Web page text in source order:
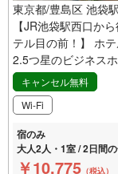
東京都/豊島区 池袋
【JR池袋駅西口か
テル目の前！】 ホ
2.5つ星のビジネスホ
キャンセル無料
Wi-Fi
宿のみ
大人2人・1室 / 2日間
￥10,775 （税込）